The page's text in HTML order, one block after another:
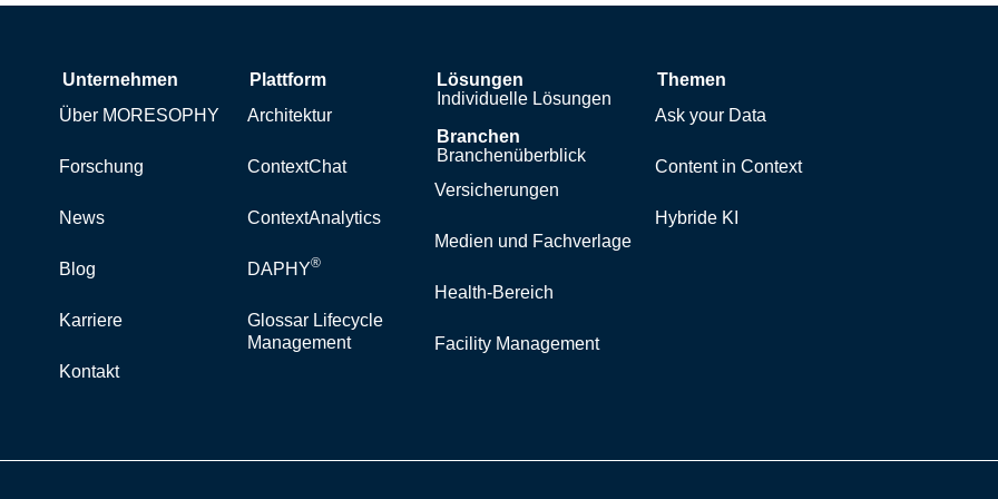
Unternehmen
Über MORESOPHY
Forschung
News
Blog
Karriere
Kontakt
Plattform
Architektur
ContextChat
ContextAnalytics
DAPHY®
Glossar Lifecycle
Management
Lösungen
Individuelle Lösungen
Branchen
Branchenüberblick
Versicherungen
Medien und Fachverlage
Health-Bereich
Facility Management
Themen
Ask your Data
Content in Context
Hybride KI